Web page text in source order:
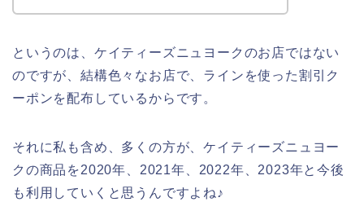
というのは、ケイティーズニュヨークのお店ではない
のですが、結構色々なお店で、ラインを使った割引ク
ーポンを配布しているからです。
それに私も含め、多くの方が、ケイティーズニュヨー
クの商品を2020年、2021年、2022年、2023年と今後
も利用していくと思うんですよね♪